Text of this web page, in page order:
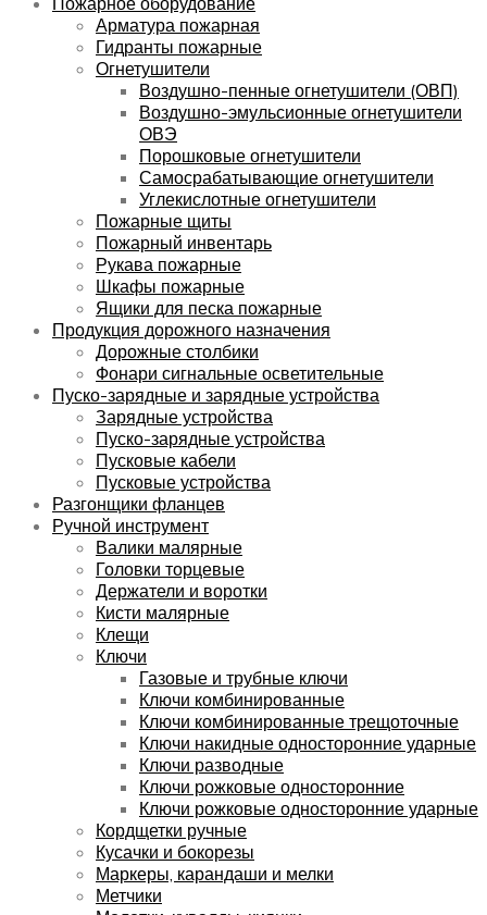
Арматура пожарная
Гидранты пожарные
Огнетушители
Воздушно-пенные огнетушители (ОВП)
Воздушно-эмульсионные огнетушители
ОВЭ
Порошковые огнетушители
Самосрабатывающие огнетушители
Углекислотные огнетушители
Пожарные щиты
Пожарный инвентарь
Рукава пожарные
Шкафы пожарные
Ящики для песка пожарные
Продукция дорожного назначения
Дорожные столбики
Фонари сигнальные осветительные
Пуско-зарядные и зарядные устройства
Зарядные устройства
Пуско-зарядные устройства
Пусковые кабели
Пусковые устройства
Разгонщики фланцев
Ручной инструмент
Валики малярные
Головки торцевые
Держатели и воротки
Кисти малярные
Клещи
Ключи
Газовые и трубные ключи
Ключи комбинированные
Ключи комбинированные трещоточные
Ключи накидные односторонние ударные
Ключи разводные
Ключи рожковые односторонние
Ключи рожковые односторонние ударные
Кордщетки ручные
Кусачки и бокорезы
Маркеры, карандаши и мелки
Метчики